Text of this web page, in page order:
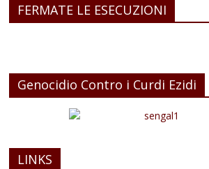
FERMATE LE ESECUZIONI
Genocidio Contro i Curdi Ezidi
LINKS